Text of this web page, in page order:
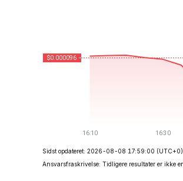
Sidst opdateret: 2026-08-08 17:59:00 (UTC+0)
Ansvarsfraskrivelse: Tidligere resultater er ikke